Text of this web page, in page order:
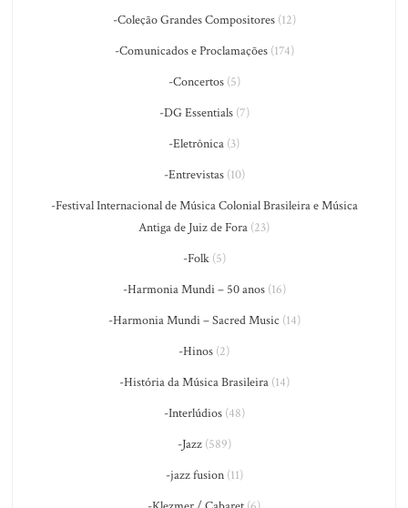
-Coleção Grandes Compositores(12)
-Comunicados e Proclamações(174)
-Concertos(5)
-DG Essentials(7)
-Eletrônica (3)
-Entrevistas(10)
-Festival Internacional de Música Colonial Brasileira e Música
Antiga de Juiz de Fora (23)
-Folk(5)
-Harmonia Mundi – 50 anos(16)
-Harmonia Mundi – Sacred Music (14)
-Hinos (2)
-História da Música Brasileira(14)
-Interlúdios(48)
-Jazz(589)
-jazz fusion(11)